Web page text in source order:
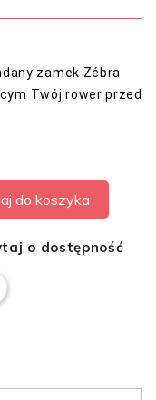
zamek Zébra
Twój rower przed
do koszyka
o dostępność